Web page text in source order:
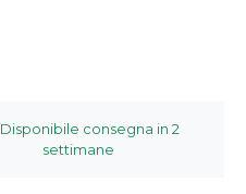
Disponibile consegna in 2
settimane